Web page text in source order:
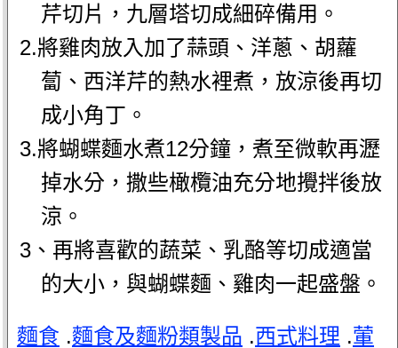
芹切片，九層塔切成細碎備用。
2.將雞肉放入加了蒜頭、洋蔥、胡蘿
蔔、西洋芹的熱水裡煮，放涼後再切
成小角丁。
3.將蝴蝶麵水煮12分鐘，煮至微軟再瀝
掉水分，撒些橄欖油充分地攪拌後放
涼。
3、再將喜歡的蔬菜、乳酪等切成適當
的大小，與蝴蝶麵、雞肉一起盛盤。
麵食 .麵食及麵粉類製品 .西式料理 .葷